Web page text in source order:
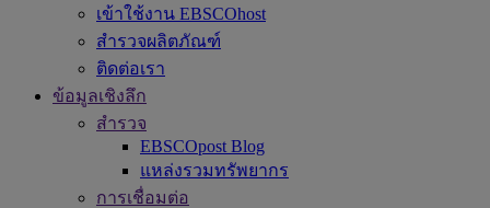
เข้าใช้งาน EBSCOhost
สำรวจผลิตภัณฑ์
ติดต่อเรา
ข้อมูลเชิงลึก
สำรวจ
EBSCOpost Blog
แหล่งรวมทรัพยากร
การเชื่อมต่อ